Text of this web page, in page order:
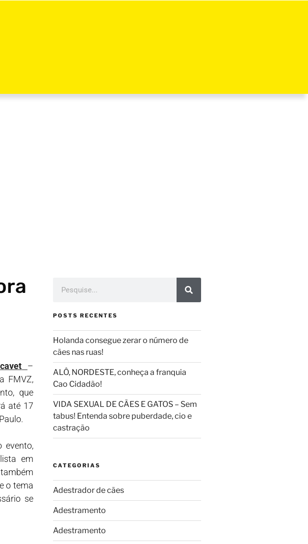
–
FMVZ,
que
até 17
evento,
em
o tema
se
POSTS RECENTES
Holanda consegue zerar o número de
cães nas ruas!
ALÔ, NORDESTE, conheça a franquia
Cao Cidadão!
VIDA SEXUAL DE CÃES E GATOS – Sem
tabus! Entenda sobre puberdade, cio e
castração
CATEGORIAS
Adestrador de cães
Adestramento
Adestramento